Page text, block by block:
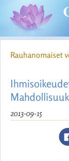
Rauhanomaiset
2013-09-15